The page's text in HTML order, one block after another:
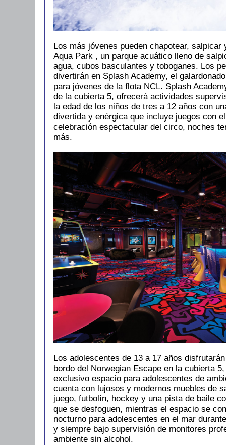
Los más jóvenes pueden chapotear,
Aqua Park , un parque acuático lleno de
agua, cubos basculantes y toboganes. Los
divertirán en Splash Academy, el
para jóvenes de la flota NCL. Splash
de la cubierta 5, ofrecerá actividades
la edad de los niños de tres a 12 años con
divertida y enérgica que incluye juegos con
celebración espectacular del circo, noches
más.
Los adolescentes de 13 a 17 años
bordo del Norwegian Escape en la cubierta
exclusivo espacio para adolescentes de
cuenta con lujosos y modernos muebles de
juego, futbolín, hockey y una pista de baile
que se desfoguen, mientras el espacio se
nocturno para adolescentes en el mar
y siempre bajo supervisión de monitores
ambiente sin alcohol.